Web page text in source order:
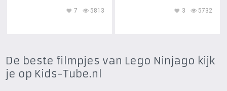
5813
7 5732
3
De beste filmpjes van Lego Ninjago kijk
je op Kids-Tube.nl